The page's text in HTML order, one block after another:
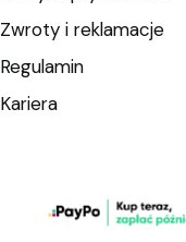
Zwroty i reklamacje
Regulamin
Kariera